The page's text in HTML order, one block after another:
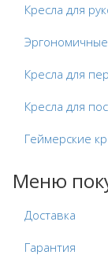
Кресла для
Кресла для
Кресла для
Геймерские
Меню
Доставка
Гарантия